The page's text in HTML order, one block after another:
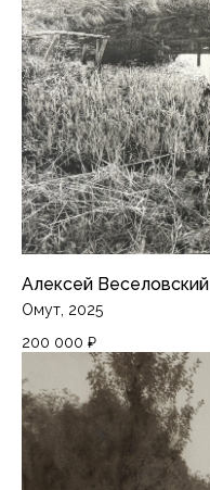
Алексей Веселовский
Омут, 2025
200 000 ₽